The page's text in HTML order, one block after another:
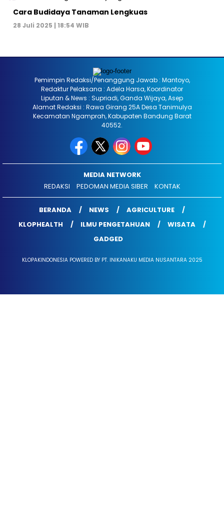
Cara Budidaya Tanaman Lengkuas
28 Juli 2025 | 18:54 WIB
Pemimpin Redaksi/Penanggung Jawab : Mantoyo,
Redaktur Pelaksana : Adela Harsa, Koordinator
Liputan & News : Supriadi, Ganda Wijaya, Asep
Alamat Redaksi : Rawa Girang 25A Desa Tanimulya
Kecamatan Ngamprah, Kabupaten Bandung Barat
40552.
MEDIA NETWORK
REDAKSI
PEDOMAN MEDIA SIBER KONTAK
BERANDA NEWS
AGRICULTURE
KLOPHEALTH
ILMU PENGETAHUAN
WISATA
GADGED
KLOPAKINDONESIA POWERED BY PT. INIKANAKU MEDIA NUSANTARA 2025